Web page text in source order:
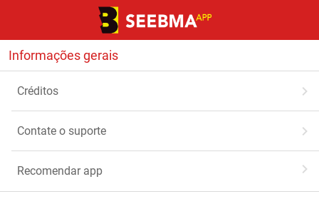
Informações gerais
Créditos
Contate o suporte
Recomendar app